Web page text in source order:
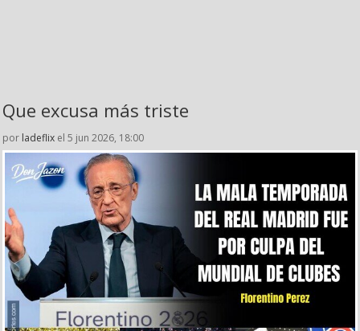
Que excusa más triste
por ladeflix el 5 jun 2026, 18:00